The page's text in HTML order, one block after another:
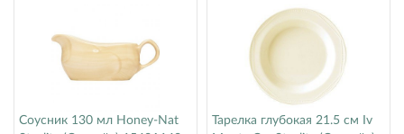
Соусник 130 мл Honey-Nat
Тарелка глубокая 21.5 см Iv